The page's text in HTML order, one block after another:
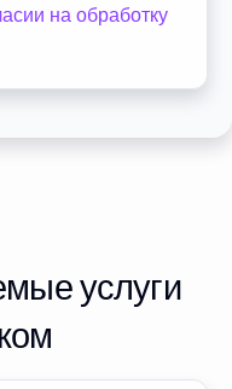
на обработку
услуги